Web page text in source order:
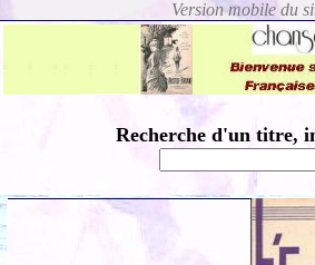
Recherche d'un titre,